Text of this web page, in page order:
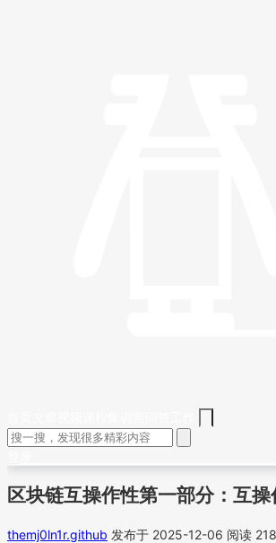
区块链互操作性第一部分：互
themj0ln1r.github 发布于 2025-12-06 阅读